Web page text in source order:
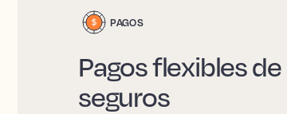
PAGOS
Pagos flexibles
seguros